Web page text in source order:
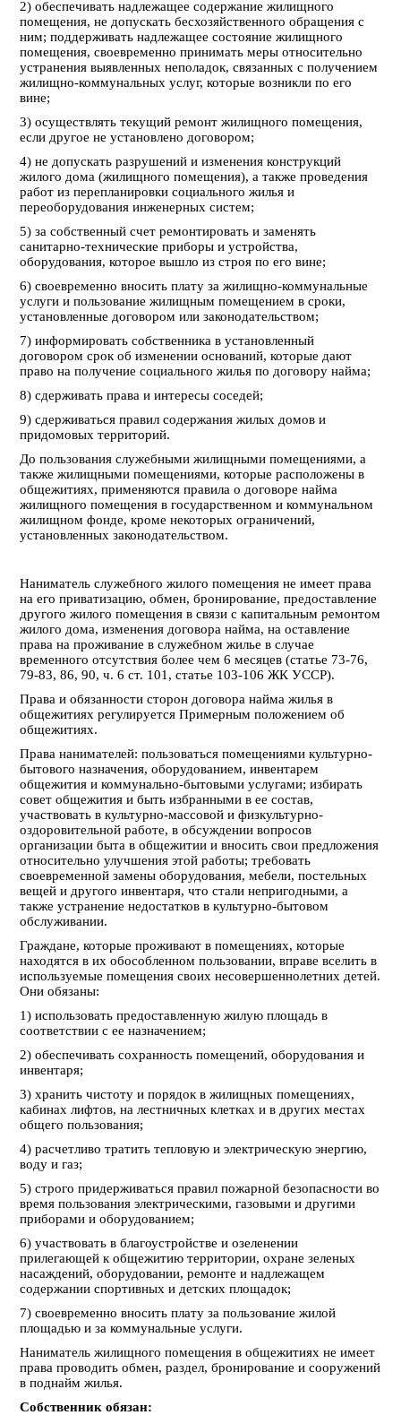
2) обеспечивать надлежащее содержание жилищного
помещения, не допускать бесхозяйственного обращения с
ним; поддерживать надлежащее состояние жилищного
помещения, своевременно принимать меры относительно
устранения выявленных неполадок, связанных с получением
жилищно-коммунальных услуг, которые возникли по его
вине;
3) осуществлять текущий ремонт жилищного помещения,
если другое не установлено договором;
4) не допускать разрушений и изменения конструкций
жилого дома (жилищного помещения), а также проведения
работ из перепланировки социального жилья и
переоборудования инженерных систем;
5) за собственный счет ремонтировать и заменять
санитарно-технические приборы и устройства,
оборудования, которое вышло из строя по его вине;
6) своевременно вносить плату за жилищно-коммунальные
услуги и пользование жилищным помещением в сроки,
установленные договором или законодательством;
7) информировать собственника в установленный
договором срок об изменении оснований, которые дают
право на получение социального жилья по договору найма;
8) сдерживать права и интересы соседей;
9) сдерживаться правил содержания жилых домов и
придомовых территорий.
До пользования служебными жилищными помещениями, а
также жилищными помещениями, которые расположены в
общежитиях, применяются правила о договоре найма
жилищного помещения в государственном и коммунальном
жилищном фонде, кроме некоторых ограничений,
установленных законодательством.
Наниматель служебного жилого помещения не имеет права
на его приватизацию, обмен, бронирование, предоставление
другого жилого помещения в связи с капитальным ремонтом
жилого дома, изменения договора найма, на оставление
права на проживание в служебном жилье в случае
временного отсутствия более чем 6 месяцев (статье 73-76,
79-83, 86, 90, ч. 6 ст. 101, статье 103-106 ЖК УССР).
Права и обязанности сторон договора найма жилья в
общежитиях регулируется Примерным положением об
общежитиях.
Права нанимателей: пользоваться помещениями культурно-
бытового назначения, оборудованием, инвентарем
общежития и коммунально-бытовыми услугами; избирать
совет общежития и быть избранными в ее состав,
участвовать в культурно-массовой и физкультурно-
оздоровительной работе, в обсуждении вопросов
организации быта в общежитии и вносить свои предложения
относительно улучшения этой работы; требовать
своевременной замены оборудования, мебели, постельных
вещей и другого инвентаря, что стали непригодными, а
также устранение недостатков в культурно-бытовом
обслуживании.
Граждане, которые проживают в помещениях, которые
находятся в их обособленном пользовании, вправе вселить в
используемые помещения своих несовершеннолетних детей.
Они обязаны:
1) использовать предоставленную жилую площадь в
соответствии с ее назначением;
2) обеспечивать сохранность помещений, оборудования и
инвентаря;
3) хранить чистоту и порядок в жилищных помещениях,
кабинах лифтов, на лестничных клетках и в других местах
общего пользования;
4) расчетливо тратить тепловую и электрическую энергию,
воду и газ;
5) строго придерживаться правил пожарной безопасности во
время пользования электрическими, газовыми и другими
приборами и оборудованием;
6) участвовать в благоустройстве и озеленении
прилегающей к общежитию территории, охране зеленых
насаждений, оборудовании, ремонте и надлежащем
содержании спортивных и детских площадок;
7) своевременно вносить плату за пользование жилой
площадью и за коммунальные услуги.
Наниматель жилищного помещения в общежитиях не имеет
права проводить обмен, раздел, бронирование и сооружений
в поднайм жилья.
Собственник обязан: